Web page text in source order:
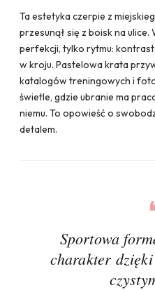
Ta estetyka czerpie z
przesunął się z boisk na
perfekcji, tylko rytmu:
w kroju. Pastelowa krata
katalogów treningowych i
świetle, gdzie ubranie ma
niemu. To opowieść o
detalem.
Sportowa
charakter